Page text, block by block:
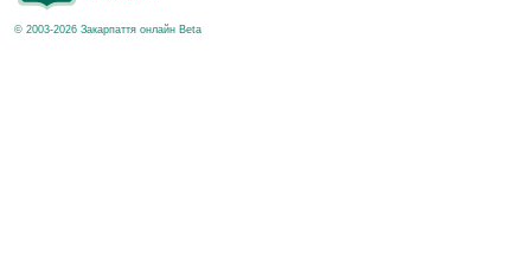
© 2003-2026 Закарпаття онлайн Beta